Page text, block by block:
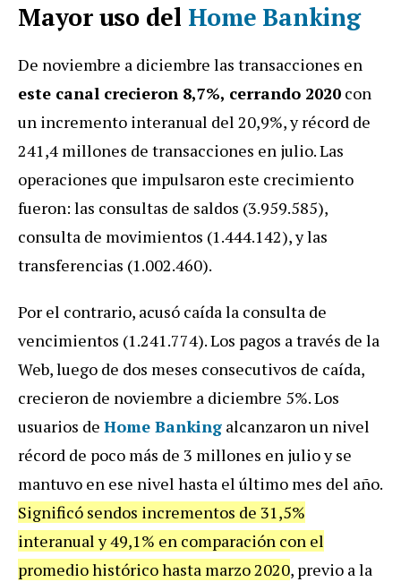
Mayor uso del Home Banking
De noviembre a diciembre las transacciones en
este canal crecieron 8,7%, cerrando 2020 con
un incremento interanual del 20,9%, y récord de
241,4 millones de transacciones en julio. Las
operaciones que impulsaron este crecimiento
fueron: las consultas de saldos (3.959.585),
consulta de movimientos (1.444.142), y las
transferencias (1.002.460).
Por el contrario, acusó caída la consulta de
vencimientos (1.241.774). Los pagos a través de la
Web, luego de dos meses consecutivos de caída,
crecieron de noviembre a diciembre 5%. Los
usuarios de Home Banking alcanzaron un nivel
récord de poco más de 3 millones en julio y se
mantuvo en ese nivel hasta el último mes del año.
Significó sendos incrementos de 31,5%
interanual y 49,1% en comparación con el
promedio histórico hasta marzo 2020, previo a la